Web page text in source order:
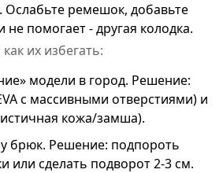
ремешок, добавьте
не помогает - другая колодка.
их избегать:
модели в город. Решение:
с массивными отверстиями) и
кожа/замша).
брюк. Решение: подпороть
или сделать подворот 2-3 см.